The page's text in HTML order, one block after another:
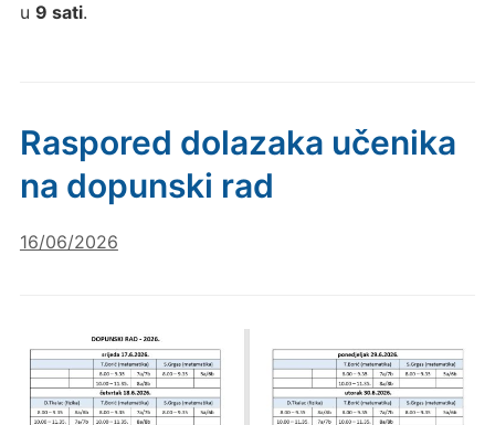
u 9 sati.
Raspored dolazaka učenika
na dopunski rad
16/06/2026